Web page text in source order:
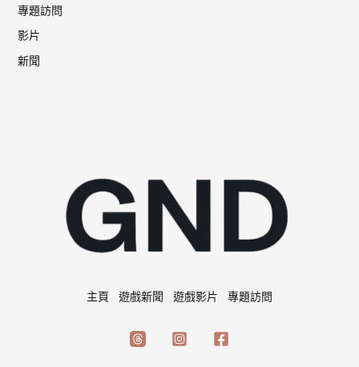
專題訪問
影片
新聞
主頁 遊戲新聞 遊戲影片 專題訪問